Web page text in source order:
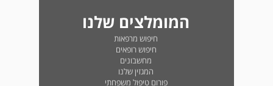
המומלצים שלנו
חיפוש מרפאות
חיפוש רופאים
מחשבונים
המגזין שלנו
פורום טיפול משפחתי